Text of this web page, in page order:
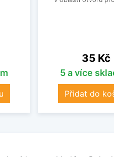
Cena
35 Kč
5 a více
Přidat do